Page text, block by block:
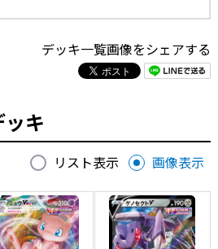
デッキ一覧画像をシェアする
キ
リスト表示 画像表示